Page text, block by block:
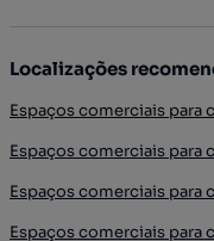
Localizações
Espaços comerciais para
Espaços comerciais para
Espaços comerciais para
Espaços comerciais para